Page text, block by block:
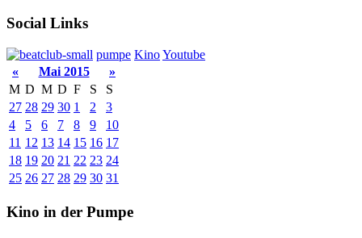
Social Links
pumpe KinoYoutube
«
Mai 2015
»
M D M D F S
S
27 28 29 30 1 2
3
4
5 6 7 8 9
10
11 12 13 14 15 16 17
18 19 20 21 22 23 24
25 26 27 28 29 30 31
Kino in der Pumpe